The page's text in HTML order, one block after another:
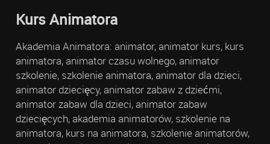
Kurs Animatora
Akademia Animatora: animator, animator kurs, kurs
animatora, animator czasu wolnego, animator
szkolenie, szkolenie animatora, animator dla dzieci,
animator dziecięcy, animator zabaw z dziećmi,
animator zabaw dla dzieci, animator zabaw
dziecięcych, akademia animatorów, szkolenie na
animatora, kurs na animatora, szkolenie animatorów,